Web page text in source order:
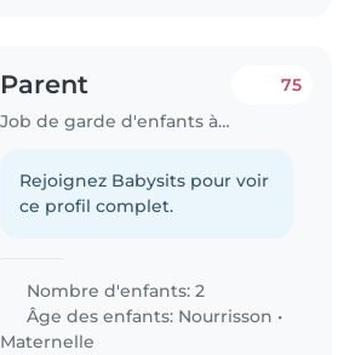
Parent
Job de garde d'enfants à Créteil
75
Rejoignez Babysits pour voir
ce profil complet.
Nombre d'enfants: 2
Âge des enfants: Nourrisson •
Maternelle